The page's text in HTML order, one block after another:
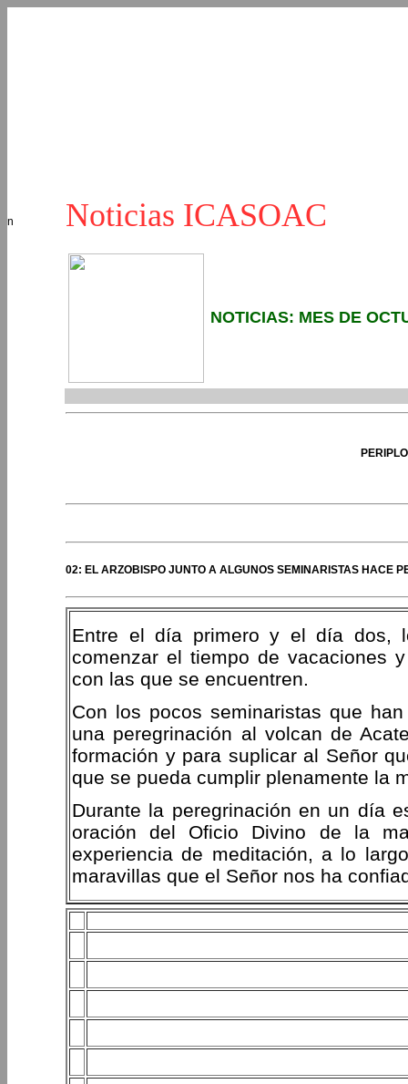
n Noticias ICASOAC
NOTICIAS: MES DE
02: EL ARZOBISPO JUNTO A ALGUNOS SEMINARISTAS HACE
Entre el día primero y el día dos,
comenzar el tiempo de vacaciones
con las que se encuentren.
Con los pocos seminaristas que
una peregrinación al volcan de
formación y para suplicar al Señor
que se pueda cumplir plenamente la
Durante la peregrinación en un día
oración del Oficio Divino de la
experiencia de meditación, a lo
maravillas que el Señor nos ha